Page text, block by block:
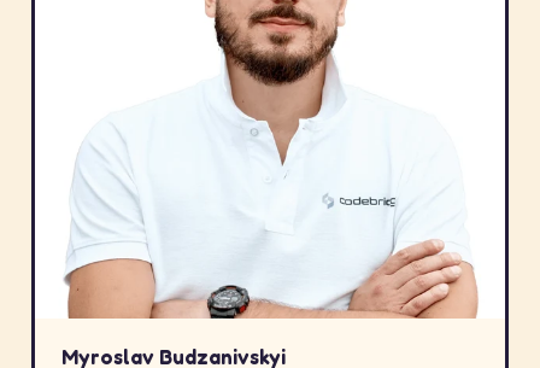
Myroslav Budzanivskyi